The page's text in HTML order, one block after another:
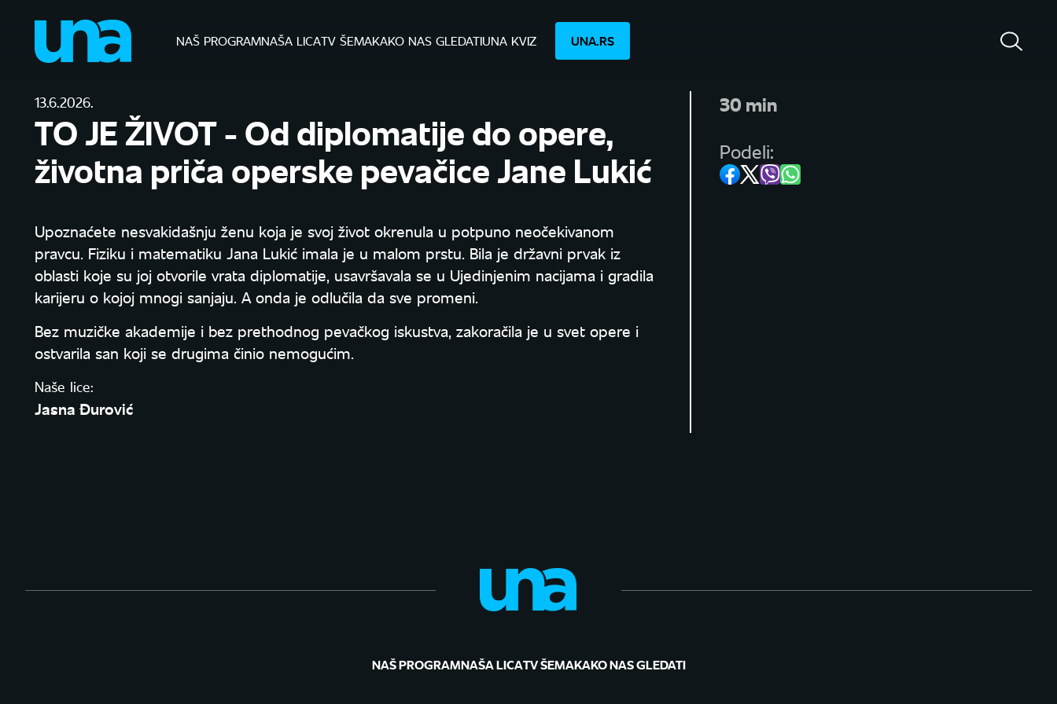
NAŠ PROGRAMNAŠA LICATV ŠEMAKAKO NAS GLEDATIUNA KVIZ UNA.RS
13.6.2026.
TO JE ŽIVOT - Od diplomatije do opere,
životna priča operske pevačice Jane Lukić
Upoznaćete nesvakidašnju ženu koja je svoj život okrenula u potpuno neočekivanom
pravcu. Fiziku i matematiku Jana Lukić imala je u malom prstu. Bila je državni prvak iz
oblasti koje su joj otvorile vrata diplomatije, usavršavala se u Ujedinjenim nacijama i gradila
karijeru o kojoj mnogi sanjaju. A onda je odlučila da sve promeni.
Bez muzičke akademije i bez prethodnog pevačkog iskustva, zakoračila je u svet opere i
ostvarila san koji se drugima činio nemogućim.
Naše lice:
Jasna Đurović
30 min
Podeli:
NAŠ PROGRAMNAŠA LICATV ŠEMAKAKO NAS GLEDATI